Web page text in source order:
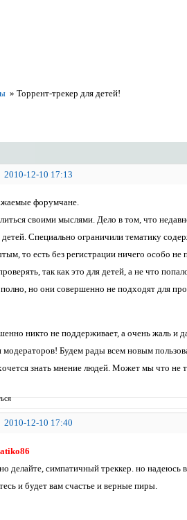
»Торрент-трекер для детей!
2010-12-10 17:13
форумчане.
своими мыслями. Дело в том, что
Специально ограничили тематику
то есть без регистрации ничего особо
так как это для детей, а не что
но они совершенно не подходят для
никто не поддерживает, а очень жаль и
Будем рады всем новым
знать мнение людей. Может мы что не
2010-12-10 17:40
делайте, симпатичный треккер. но надеюсь
и будет вам счастье и верные пиры.